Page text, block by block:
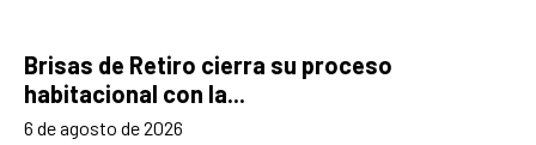
Brisas de Retiro cierra su proceso
habitacional con la...
6 de agosto de 2026